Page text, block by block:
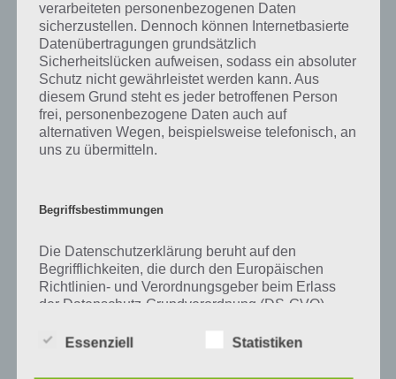
Auf WhatsApp teilen Teilen auf Facebook
Tweet auf Twitter
verarbeiteten personenbezogenen Daten
sicherzustellen. Dennoch können Internetbasierte
Datenübertragungen grundsätzlich
Sicherheitslücken aufweisen, sodass ein absoluter
Schutz nicht gewährleistet werden kann. Aus
diesem Grund steht es jeder betroffenen Person
frei, personenbezogene Daten auch auf
alternativen Wegen, beispielsweise telefonisch, an
uns zu übermitteln.
Begriffsbestimmungen
Die Datenschutzerklärung beruht auf den
Begrifflichkeiten, die durch den Europäischen
Richtlinien- und Verordnungsgeber beim Erlass
der Datenschutz-Grundverordnung (DS-GVO)
soll sowohl für die Öffentlichkeit als auch für
lesbar und verständlich sein. Um dies zu
Essenziell Statistiken